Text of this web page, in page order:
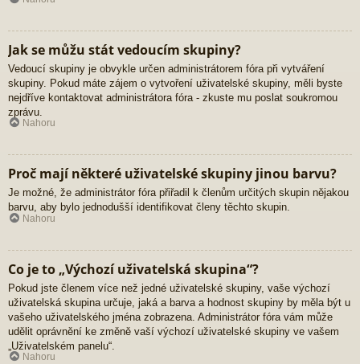
Jak se můžu stát vedoucím skupiny?
Vedoucí skupiny je obvykle určen administrátorem fóra při vytváření
skupiny. Pokud máte zájem o vytvoření uživatelské skupiny, měli byste
nejdříve kontaktovat administrátora fóra - zkuste mu poslat soukromou
zprávu.
Nahoru
Proč mají některé uživatelské skupiny jinou barvu?
Je možné, že administrátor fóra přiřadil k členům určitých skupin nějakou
barvu, aby bylo jednodušší identifikovat členy těchto skupin.
Nahoru
Co je to „Výchozí uživatelská skupina“?
Pokud jste členem více než jedné uživatelské skupiny, vaše výchozí
uživatelská skupina určuje, jaká a barva a hodnost skupiny by měla být u
vašeho uživatelského jména zobrazena. Administrátor fóra vám může
udělit oprávnění ke změně vaší výchozí uživatelské skupiny ve vašem
„Uživatelském panelu“.
Nahoru